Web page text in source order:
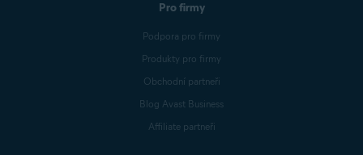
Pro firmy
Podpora pro firmy
Produkty pro firmy
Obchodní partneři
Blog Avast Business
Affiliate partneři